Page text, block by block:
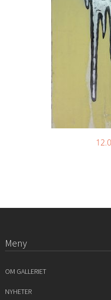
Meny
OM GALLERIET
NYHETER